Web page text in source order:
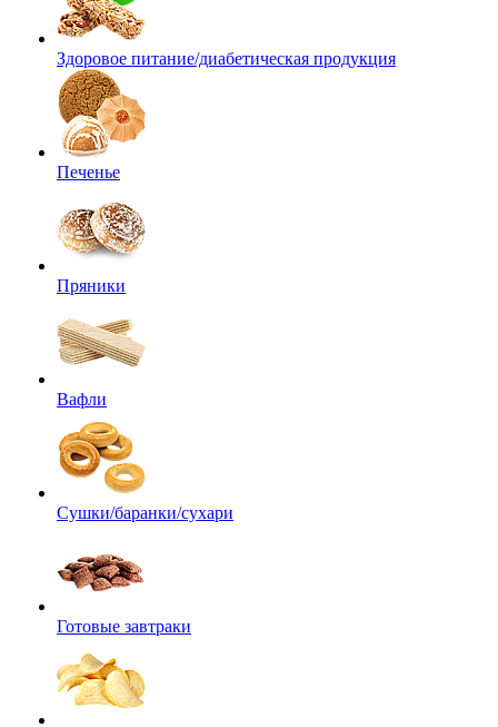
Здоровое питание/диабетическая продукция
Печенье
Пряники
Вафли
Сушки/баранки/сухари
Готовые завтраки